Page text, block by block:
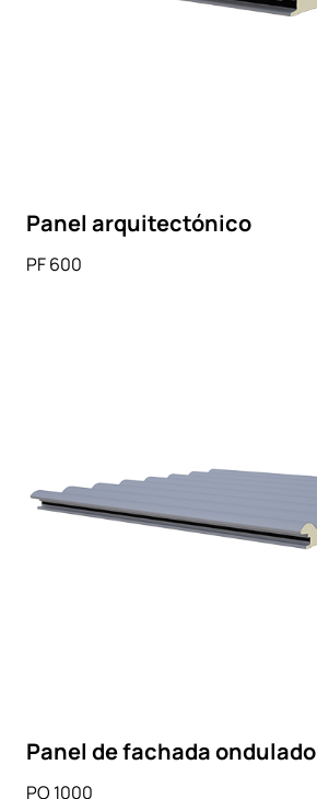
Panel arquitectónico
PF 600
Panel de fachada ondulado
PO 1000